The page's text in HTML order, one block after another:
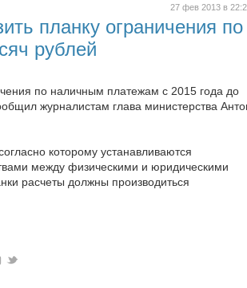
27 фев 2013 в
планку ограничения по
рублей
по наличным платежам с 2015 года до
журналистам глава министерства
которому устанавливаются
между физическими и юридическими
расчеты должны производиться